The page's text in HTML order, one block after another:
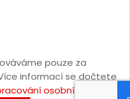
pouze za
informací se dočtete
osobních údajů